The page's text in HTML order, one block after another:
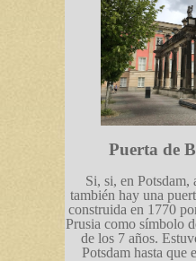
Puerta de
Si, si, en
también hay una
construida en 1770
Prusia como símbolo
de los 7 años.
Potsdam hasta que